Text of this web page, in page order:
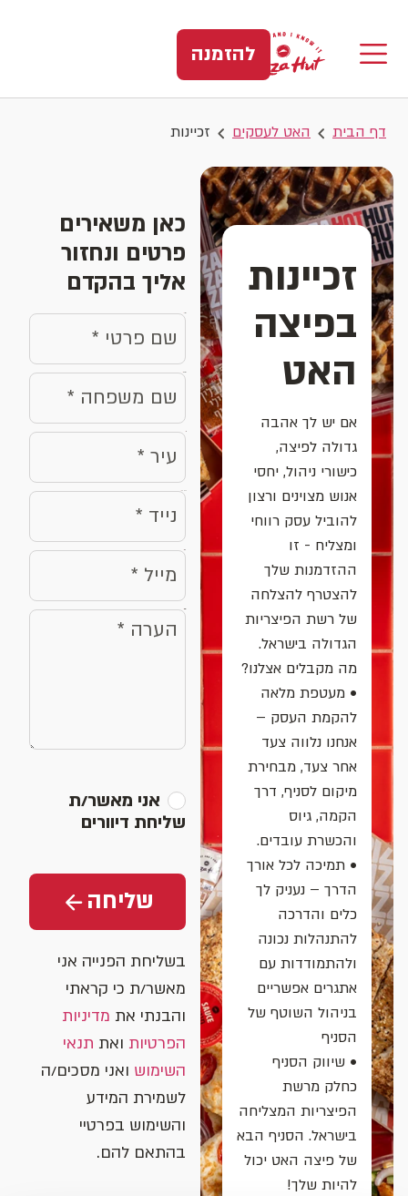
להזמנה
דף הבית האט לעסקים זכיינות
זכיינות
בפיצה
האט
אם יש לך אהבה
גדולה לפיצה,
כישורי ניהול, יחסי
אנוש מצוינים ורצון
להוביל עסק רווחי
ומצליח - זו
ההזדמנות שלך
להצטרף להצלחה
של רשת הפיצריות
הגדולה בישראל.
מה מקבלים אצלנו?
• מעטפת מלאה
להקמת העסק –
אנחנו נלווה צעד
אחר צעד, מבחירת
מיקום לסניף, דרך
הקמה, גיוס
והכשרת עובדים.
• תמיכה לכל אורך
הדרך – נעניק לך
כלים והדרכה
להתנהלות נכונה
ולהתמודדות עם
אתגרים אפשריים
בניהול השוטף של
הסניף
• שיווק הסניף
כחלק מרשת
הפיצריות המצליחה
בישראל. הסניף הבא
של פיצה האט יכול
להיות שלך!
כאן משאירים
פרטים ונחזור
אליך בהקדם
אני מאשר/ת
שליחת דיוורים
שליחה
בשליחת הפנייה אני
מאשר/ת כי קראתי
והבנתי את מדיניות
הפרטיות ואת תנאי
השימוש ואני מסכים/ה
לשמירת המידע
והשימוש בפרטיי
בהתאם להם.